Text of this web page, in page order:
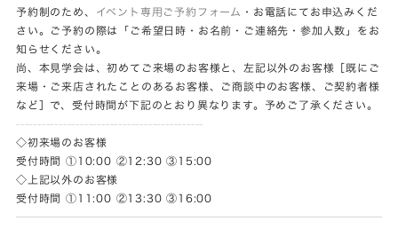
予約制のため、 イベント専用ご予約フォーム
・お電話にてお申込みくだ
さい。ご予約の際は「ご希望日時・お名前・ご連絡先・参加人数」をお
知らせください。
尚、本見学会は、初めてご来場のお客様と、左記以外のお客様［既にご
来場・ご来店されたことのあるお客様、ご商談中のお客様、ご契約者様
など］で、受付時間が下記のとおり異なります。予めご了承ください。
--------------------------------------------
◇初来場のお客様
受付時間 ①10:00 ②12:30 ③15:00
◇上記以外のお客様
受付時間 ①11:00 ②13:30 ③16:00